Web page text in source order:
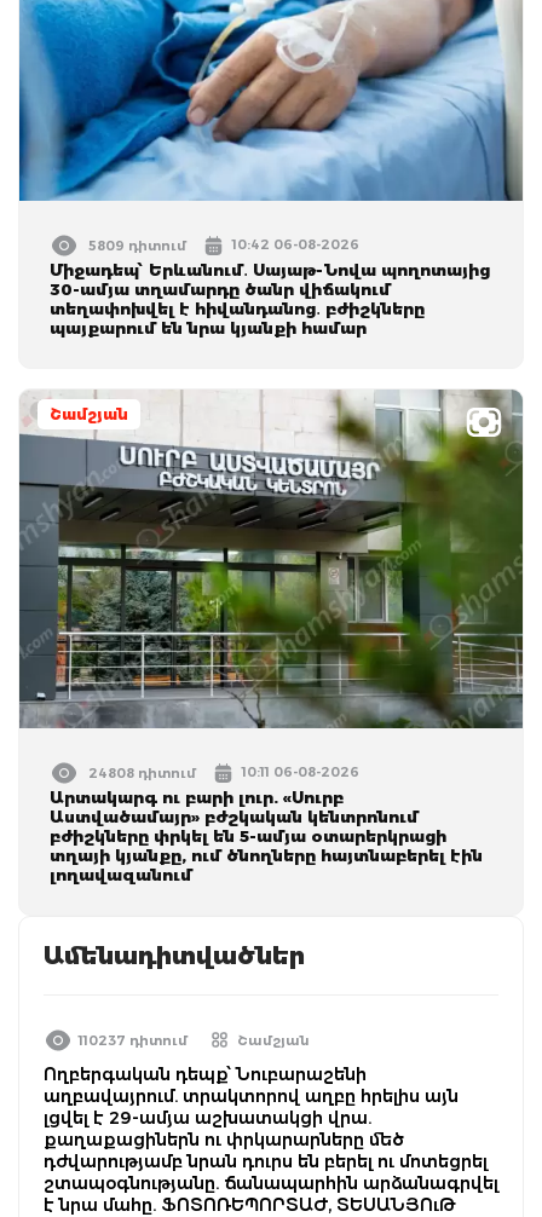
5809 դիտում 10:42 06-08-2026
Միջադեպ՝ Երևանում․ Սայաթ-Նովա պողոտայից
30-ամյա տղամարդը ծանր վիճակում
տեղափոխվել է հիվանդանոց․ բժիշկները
պայքարում են նրա կյանքի համար
Շամշյան
24808 դիտում 10:11 06-08-2026
Արտակարգ ու բարի լուր. «Սուրբ
Աստվածամայր» բժշկական կենտրոնում
բժիշկները փրկել են 5-ամյա օտարերկրացի
տղայի կյանքը, ում ծնողները հայտնաբերել էին
լողավազանում
Ամենադիտվածներ
110237 դիտում Շամշյան
Ողբերգական դեպք՝ Նուբարաշենի
աղբավայրում. տրակտորով աղբը հրելիս այն
լցվել է 29-ամյա աշխատակցի վրա.
քաղաքացիներն ու փրկարարները մեծ
դժվարությամբ նրան դուրս են բերել ու մոտեցրել
շտապօգնությանը. ճանապարհին արձանագրվել
է նրա մահը. ՖՈՏՈՌԵՊՈՐՏԱԺ, ՏԵՍԱՆՅՈւԹ